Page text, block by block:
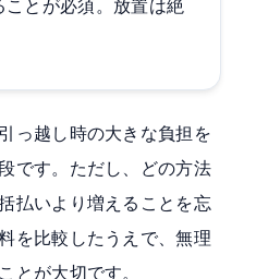
ことが必須。放置は絶
っ越し時の大きな負担を
です。ただし、どの方法
払いより増えることを忘
を比較したうえで、無理
とが大切です。